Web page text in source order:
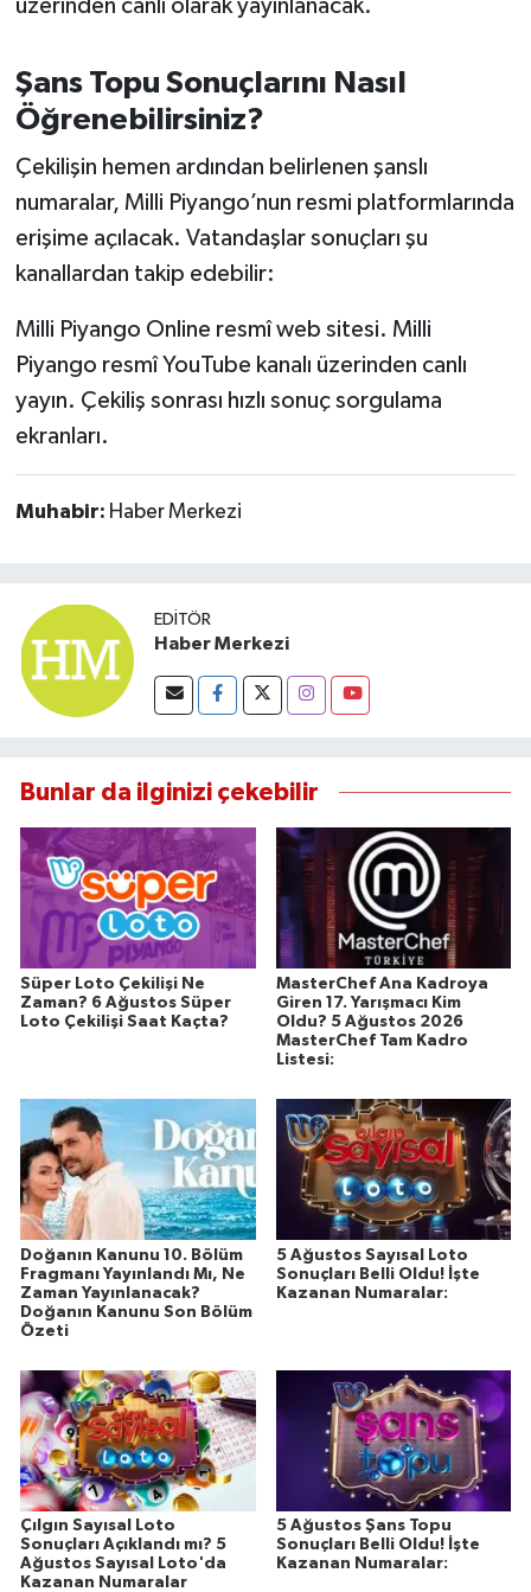
üzerinden canlı olarak yayınlanacak.
Şans Topu Sonuçlarını Nasıl
Öğrenebilirsiniz?
Çekilişin hemen ardından belirlenen şanslı
numaralar, Milli Piyango’nun resmi platformlarında
erişime açılacak. Vatandaşlar sonuçları şu
kanallardan takip edebilir:
Milli Piyango Online resmî web sitesi. Milli
Piyango resmî YouTube kanalı üzerinden canlı
yayın. Çekiliş sonrası hızlı sonuç sorgulama
ekranları.
Muhabir: Haber Merkezi
EDITÖR
Haber Merkezi
Bunlar da ilginizi çekebilir
Süper Loto Çekilişi Ne
Zaman? 6 Ağustos Süper
Loto Çekilişi Saat Kaçta?
MasterChef Ana Kadroya
Giren 17. Yarışmacı Kim
Oldu? 5 Ağustos 2026
MasterChef Tam Kadro
Listesi:
Doğanın Kanunu 10. Bölüm
Fragmanı Yayınlandı Mı, Ne
Zaman Yayınlanacak?
Doğanın Kanunu Son Bölüm
Özeti
5 Ağustos Sayısal Loto
Sonuçları Belli Oldu! İşte
Kazanan Numaralar:
Çılgın Sayısal Loto
Sonuçları Açıklandı mı? 5
Ağustos Sayısal Loto'da
Kazanan Numaralar
5 Ağustos Şans Topu
Sonuçları Belli Oldu! İşte
Kazanan Numaralar:
OTOMOTİV
Resmi İlanlar
SAĞLIK
SEYAHAT
Sındırgı
SPOR
TARİHTE BUGÜN
TEKNOLOJİ
TÜRKİYE
VİZYONDAKİLER
YAŞAM